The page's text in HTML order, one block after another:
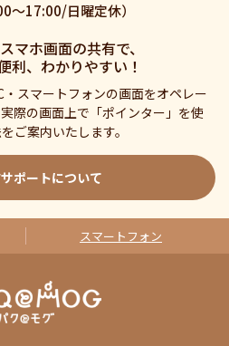
〜17:00/日曜定休）
マホ画面の共有で、
利、わかりやすい！
スマートフォンの画面をオペレー
際の画面上で「ポインター」を使
ご案内いたします。
ポートについて
スマートフォン